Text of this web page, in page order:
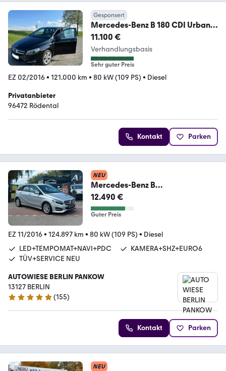
Gesponsert
Mercedes-Benz B 180 CDI Urban
Sports Tourer Automatik
11.100 €
Verhandlungsbasis
Sehr guter Preis
EZ 02/2016• 121.000 km • 80 kW (109 PS) • Diesel
Privatanbieter
96472 Rödental
Kontakt Parken
NEU
Mercedes-Benz B
180CDI*Automatik*Navi*LED*PD
C*Kamera*2.HD
12.490 €
Guter Preis
EZ 11/2016• 124.897 km • 80 kW (109 PS) • Diesel
LED+TEMPOMAT+NAVI+PDC
KAMERA+SHZ+EURO6
TÜV+SERVICE NEU
AUTOWIESE BERLIN PANKOW
13127 BERLIN
4.9 Sterne
(155)
Kontakt Parken
NEU